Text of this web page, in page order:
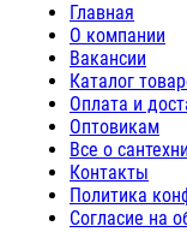
Главная
О компании
Вакансии
Каталог
Оплата и
Оптовикам
Все о
Контакты
Политика
Согласие на